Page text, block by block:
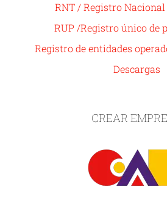
RNT / Registro
RUP /Registro único de
Registro de entidades
Descargas
CREAR